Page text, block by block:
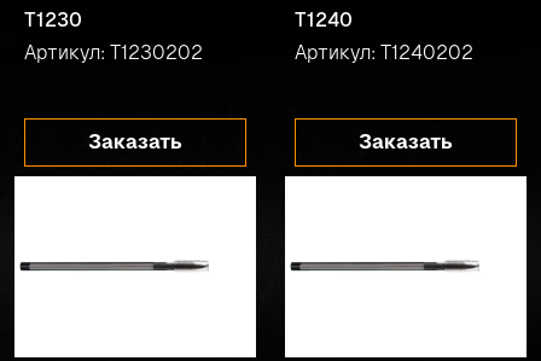
T1230
Артикул: T1230202
Заказать
T1240
Артикул: T1240202
Заказать